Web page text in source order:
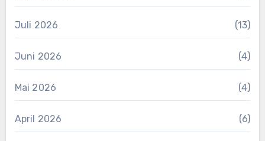
Juli 2026 (13)
Juni 2026 (4)
Mai 2026 (4)
April 2026 (6)